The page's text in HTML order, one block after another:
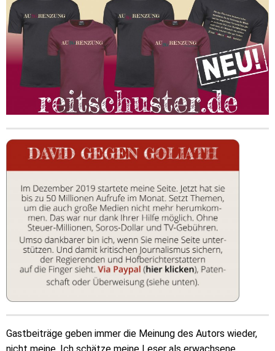
Gastbeiträge geben immer die Meinung des Autors wieder,